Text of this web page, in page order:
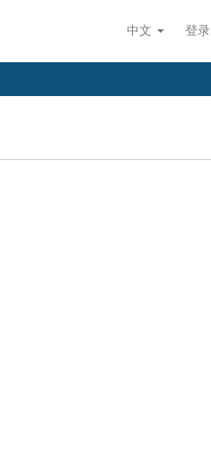
中文 登录